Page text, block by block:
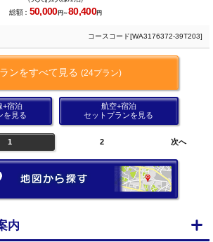
総額： 50,000円～80,400円
コースコード[WA3176372-39T203]
ンをすべて見る (24プラン)
+宿泊
を見る
航空+宿泊
セットプランを見る
1 2 次へ
内